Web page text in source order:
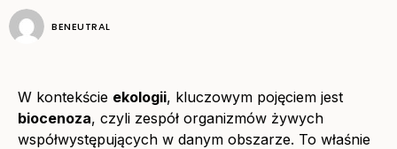
BENEUTRAL
W kontekście ekologii, kluczowym pojęciem jest
biocenoza, czyli zespół organizmów żywych
współwystępujących w danym obszarze. To właśnie